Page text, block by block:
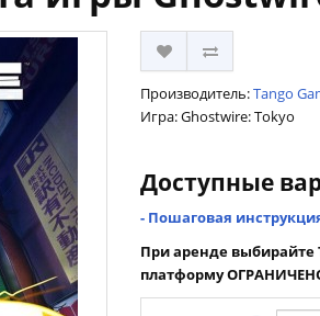
Производитель:Tango
Игра: Ghostwire: Tokyo
Доступные
- Пошаговая
При аренде
платформу